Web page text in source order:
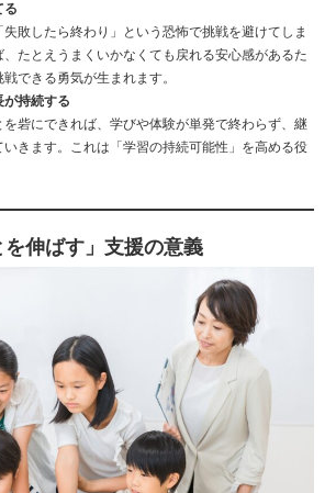
る
敗したら終わり」という恐怖で挑戦を避けてしま
たとえうまくいかなくても戻れる安心感があるた
できる勇気が生まれます。
が持続する
砦にできれば、学びや体験が単発で終わらず、継
きます。これは「学習の持続可能性」を高める役
伸ばす」支援の意義